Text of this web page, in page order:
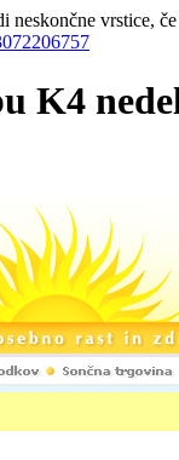
neskončne vrstice,
K4